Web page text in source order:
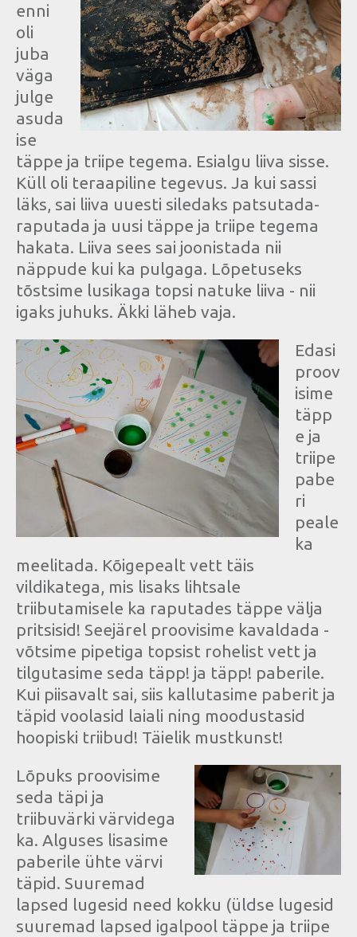
enni
oli
juba
väga
julge
asuda
ise
täppe ja triipe tegema. Esialgu liiva sisse.
Küll oli teraapiline tegevus. Ja kui sassi
läks, sai liiva uuesti siledaks patsutada-
raputada ja uusi täppe ja triipe tegema
hakata. Liiva sees sai joonistada nii
näppude kui ka pulgaga. Lõpetuseks
tõstsime lusikaga topsi natuke liiva - nii
igaks juhuks. Äkki läheb vaja.
Edasi
proov
isime
täpp
e ja
triipe
pabe
ri
peale
ka
meelitada. Kõigepealt vett täis
vildikatega, mis lisaks lihtsale
triibutamisele ka raputades täppe välja
pritsisid! Seejärel proovisime kavaldada -
võtsime pipetiga topsist rohelist vett ja
tilgutasime seda täpp! ja täpp! paberile.
Kui piisavalt sai, siis kallutasime paberit ja
täpid voolasid laiali ning moodustasid
hoopiski triibud! Täielik mustkunst!
Lõpuks proovisime
seda täpi ja
triibuvärki värvidega
ka. Alguses lisasime
paberile ühte värvi
täpid. Suuremad
lapsed lugesid need kokku (üldse lugesid
suuremad lapsed igalpool täppe ja triipe